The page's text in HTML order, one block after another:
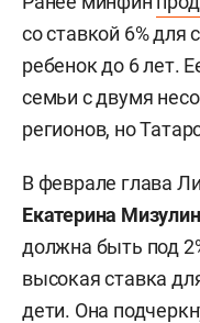
со ставкой 6% для
ребенок до 6 лет.
семьи с двумя
регионов, но
В феврале глава
Екатерина
должна быть под
высокая ставка
дети. Она